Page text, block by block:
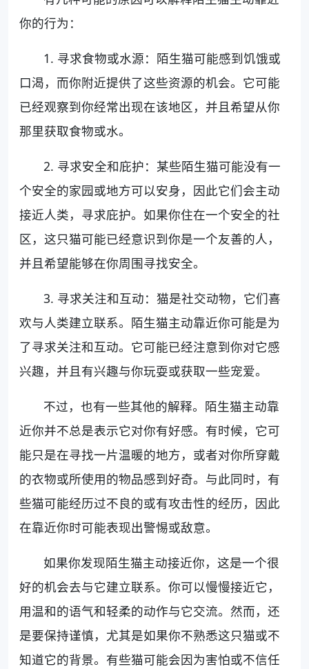
你的行为：
1. 寻求食物或水源：陌生猫可能感到饥饿或
口渴，而你附近提供了这些资源的机会。它可能
已经观察到你经常出现在该地区，并且希望从你
那里获取食物或水。
2. 寻求安全和庇护：某些陌生猫可能没有一
个安全的家园或地方可以安身，因此它们会主动
接近人类，寻求庇护。如果你住在一个安全的社
区，这只猫可能已经意识到你是一个友善的人，
并且希望能够在你周围寻找安全。
3. 寻求关注和互动：猫是社交动物，它们喜
欢与人类建立联系。陌生猫主动靠近你可能是为
了寻求关注和互动。它可能已经注意到你对它感
兴趣，并且有兴趣与你玩耍或获取一些宠爱。
不过，也有一些其他的解释。陌生猫主动靠
近你并不总是表示它对你有好感。有时候，它可
能只是在寻找一片温暖的地方，或者对你所穿戴
的衣物或所使用的物品感到好奇。与此同时，有
些猫可能经历过不良的或有攻击性的经历，因此
在靠近你时可能表现出警惕或敌意。
如果你发现陌生猫主动接近你，这是一个很
好的机会去与它建立联系。你可以慢慢接近它，
用温和的语气和轻柔的动作与它交流。然而，还
是要保持谨慎，尤其是如果你不熟悉这只猫或不
知道它的背景。有些猫可能会因为害怕或不信任